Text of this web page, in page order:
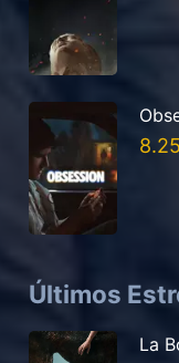
8.25
Últimos
La